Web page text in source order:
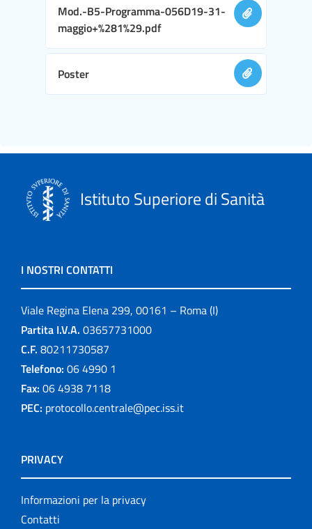
Mod.-B5-Programma-056D19-31-
maggio+%281%29.pdf
Poster
Istituto Superiore di Sanità
I NOSTRI CONTATTI
Viale Regina Elena 299, 00161 – Roma (I)
Partita I.V.A. 03657731000
C.F. 80211730587
Telefono: 06 4990 1
Fax: 06 4938 7118
PEC: protocollo.centrale@pec.iss.it
PRIVACY
Informazioni per la privacy
Contatti